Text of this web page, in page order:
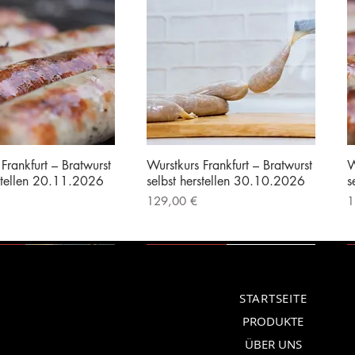
– Bratwurst
20.11.2026
Wurstkurs Frankfurt – Bratwurst
selbst herstellen 30.10.2026
Preis
129,00 €
STARTSEITE
PRODUKTE
ÜBER UNS